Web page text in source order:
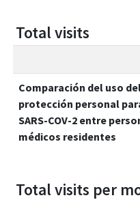
Total visits
Comparación del uso
protección personal
SARS-COV-2 entre
médicos residentes
Total visits per